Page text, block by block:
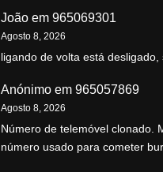
João em 965069301
Agosto 8, 2026
ligando de volta está desligado,
Anónimo em 965057869
Agosto 8, 2026
Número de telemóvel clonado.
número usado para cometer